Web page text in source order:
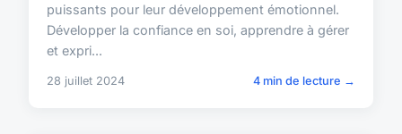
puissants pour leur développement émotionnel.
Développer la confiance en soi, apprendre à gérer
et expri...
28 juillet 2024 4 min de lecture →